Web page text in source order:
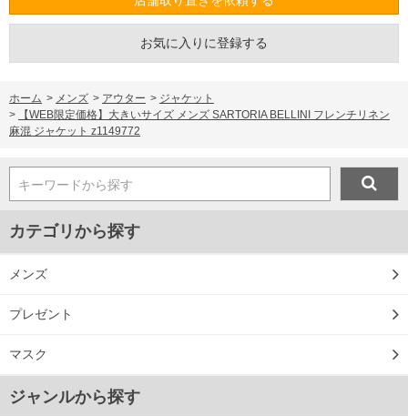
お気に入りに登録する
ホーム > メンズ > アウター > ジャケット
>
【WEB限定価格】大きいサイズ メンズ SARTORIA BELLINI フレンチリネン
麻混 ジャケット z1149772
キーワードから探す
カテゴリから探す
メンズ
プレゼント
マスク
ジャンルから探す